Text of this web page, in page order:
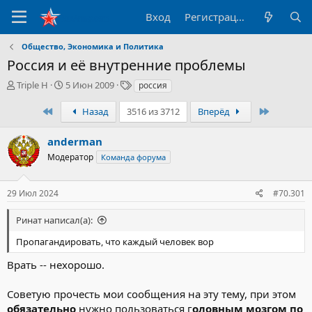
Вход Регистрация
Общество, Экономика и Политика
Россия и её внутренние проблемы
А
р
т
е
ы
Triple H
Д
а
а
ч
л
5 Июн 2009
Т
г
и
россия
ПервыйНазад 3516 из 3712 Вперёд
anderman
Модератор Команда форума
29 Июл 2024 #70.301
Ринат написал(а):
Пропагандировать, что каждый человек вор
Врать -- нехорошо.
Советую прочесть мои сообщения на эту тему, при этом
обязательно нужно пользоваться головным мозгом по